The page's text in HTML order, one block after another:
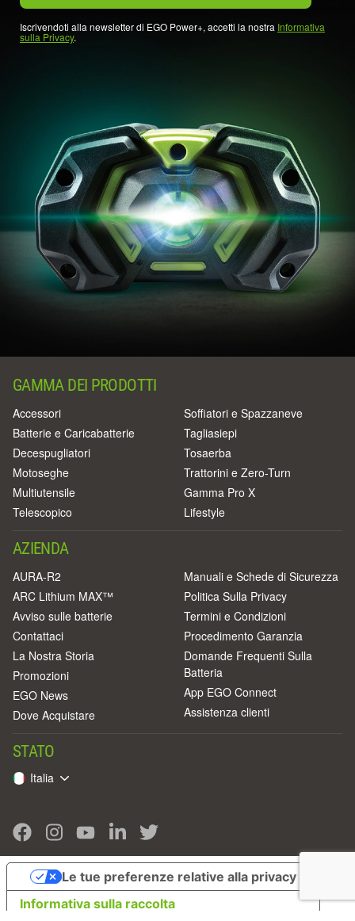
Iscrivendoti alla newsletter di EGO Power+, accetti la nostra Informativa
sulla Privacy.
GAMMA DEI PRODOTTI
Accessori
Batterie e Caricabatterie
Decespugliatori
Motoseghe
Multiutensile
Telescopico
Soffiatori e Spazzaneve
Tagliasiepi
Tosaerba
Trattorini e Zero-Turn
Gamma Pro X
Lifestyle
AZIENDA
AURA-R2
ARC Lithium MAX™
Avviso sulle batterie
Contattaci
La Nostra Storia
Promozioni
EGO News
Dove Acquistare
Manuali e Schede di Sicurezza
Politica Sulla Privacy
Termini e Condizioni
Procedimento Garanzia
Domande Frequenti Sulla
Batteria
App EGO Connect
Assistenza clienti
STATO
Italia
Informativa sulla raccolta
Le tue preferenze relative alla privacy